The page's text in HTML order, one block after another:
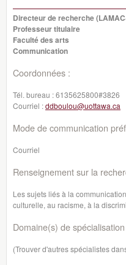
Directeur de recherche
Professeur titulaire
Faculté des arts
Communication
Coordonnées :
Tél. bureau :6135625800#3826
Courriel :ddboulou@uottawa.ca
Mode de communication
Courriel
Renseignement sur la
Les sujets liés à la
culturelle, au racisme, à la
Domaine(s) de
(Trouver d'autres spécialistes